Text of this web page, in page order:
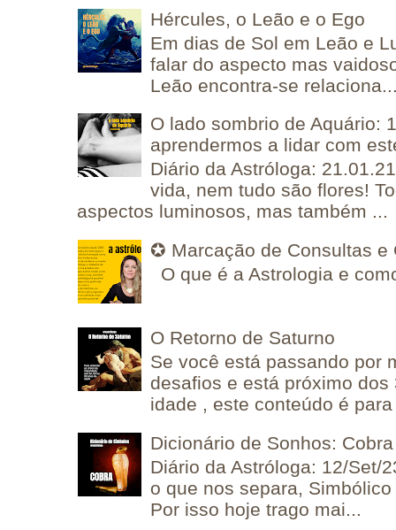
Hércules, o Leão e o Ego
Em dias de Sol em Leão e
falar do aspecto mas
Leão encontra-se
O lado sombrio de Aquário:
aprendermos a lidar com
Diário da Astróloga:
vida, nem tudo são flores!
aspectos luminosos, mas também ...
✪ Marcação de Consultas e
O que é a Astrologia e
O Retorno de Saturno
Se você está passando por
desafios e está próximo
idade , este conteúdo é
Dicionário de Sonhos: Cobra
Diário da Astróloga: 12/Set/
o que nos separa,
Por isso hoje trago mai...